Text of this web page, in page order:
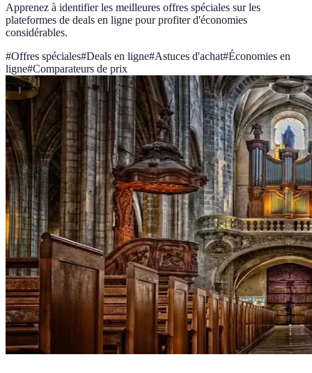
Apprenez à identifier les meilleures offres spéciales sur les
plateformes de deals en ligne pour profiter d'économies
considérables.
#Offres spéciales#Deals en ligne#Astuces d'achat#Économies en
ligne#Comparateurs de prix